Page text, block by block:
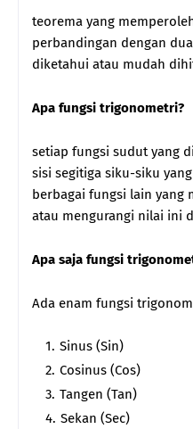
teorema yang
perbandingan dengan
diketahui atau mudah
Apa fungsi trigonometri?
setiap fungsi sudut yang
sisi segitiga siku-siku
berbagai fungsi lain yang
atau mengurangi nilai ini
Apa saja fungsi
Ada enam fungsi
Sinus (Sin)
Cosinus (Cos)
Tangen (Tan)
Sekan (Sec)